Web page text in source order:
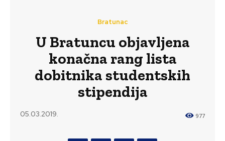
Bratunac
U Bratuncu objavljena
konačna rang lista
dobitnika studentskih
stipendija
05.03.2019. 977